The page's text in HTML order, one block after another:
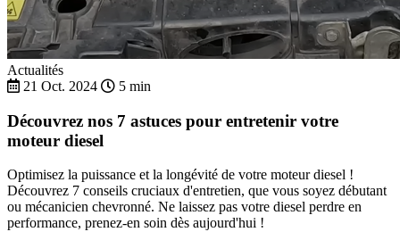
Actualités
21 Oct. 2024
5 min
Découvrez nos 7 astuces pour entretenir votre
moteur diesel
Optimisez la puissance et la longévité de votre moteur diesel !
Découvrez 7 conseils cruciaux d'entretien, que vous soyez débutant
ou mécanicien chevronné. Ne laissez pas votre diesel perdre en
performance, prenez-en soin dès aujourd'hui !